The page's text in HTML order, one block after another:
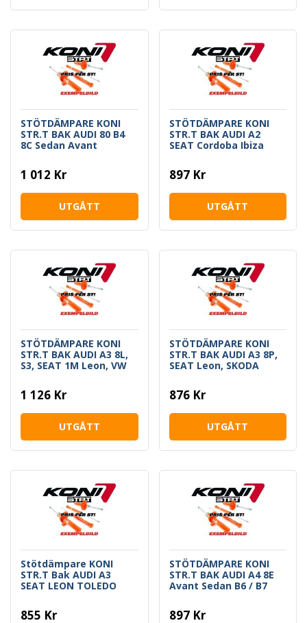
STÖTDÄMPARE KONI
STR.T BAK AUDI 80 B4
8C Sedan Avant
1 012 Kr
UTGÅTT
STÖTDÄMPARE KONI
STR.T BAK AUDI A2
SEAT Cordoba Ibiza
897 Kr
UTGÅTT
STÖTDÄMPARE KONI
STR.T BAK AUDI A3 8L,
S3, SEAT 1M Leon, VW
1 126 Kr
UTGÅTT
STÖTDÄMPARE KONI
STR.T BAK AUDI A3 8P,
SEAT Leon, SKODA
876 Kr
UTGÅTT
Stötdämpare KONI
STR.T Bak AUDI A3
SEAT LEON TOLEDO
855 Kr
STÖTDÄMPARE KONI
STR.T BAK AUDI A4 8E
Avant Sedan B6 / B7
897 Kr